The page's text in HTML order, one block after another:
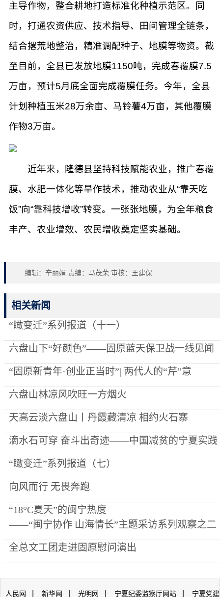
主导作物，整合耕地打造标准化种植示范区。同
时，打通农资供应、技术指导、田间管理全链条，
结合撂荒地整治，精准调配种子、地膜等物资。截
至目前，全县已发放地膜1150吨，完成春覆膜7.5
万亩，预计5月底全面完成覆膜任务。今年，全县
计划种植玉米28万余亩、马铃薯4万亩，其他覆膜
作物3万亩。
近年来，隆德县坚持科技赋能农业，推广春覆
膜、水肥一体化等旱作技术，推动农业从“靠天吃
饭”向“靠科技增收”转变。一张张地膜，为全年粮食
丰产、农业增效、农民增收奠定坚实基础。
编辑：辛丽娟 责编：马茂荣 审核：王建保
相关新闻
“瞰变迁”系列报道（十一）
六盘山下“好颜色”——固原蓝天保卫战一线见闻
“固原新青年·创业正当时”| 两代人的“芹”意
六盘山林凉风吹旺一方烟火
天高云淡六盘山丨丹霞藏清凉 相约火石寨
滴水石可穿 奋斗出奇迹——中国减贫的宁夏实践
“瞰变迁”系列报道（七）
向风而行 无畏奔跑
“18°C夏天”的闽宁热度
——“闽宁协作 山海情长”主题采访系列观察之二
全总文工团走进固原慰问演出
人民网 新华网 光明网 宁夏纪委监察厅网站 宁夏党建